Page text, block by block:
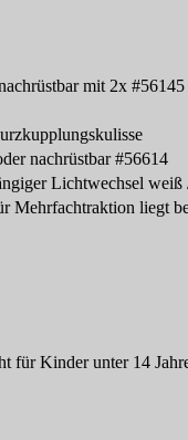
mit 2x
nachrüstbar #56614
Lichtwechsel weiß
Mehrfachtraktion liegt
für Kinder unter 14